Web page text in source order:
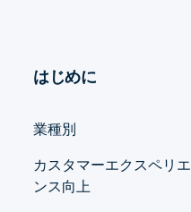
はじめに
業種別
カスタマーエクスペリエ
ンス向上